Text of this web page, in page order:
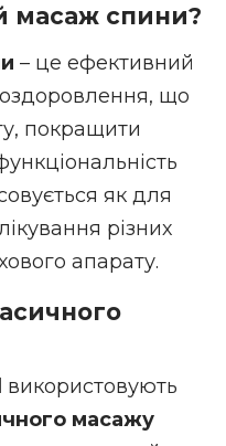
масаж спини?
– це ефективний
що
покращити
як для
різних
апарату.
використовують
масажу